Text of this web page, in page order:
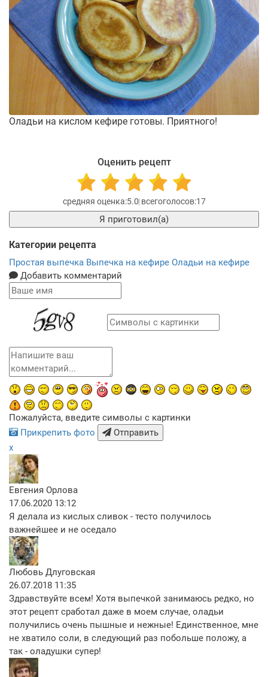
Оладьи на кислом кефире готовы. Приятного!
Оценить рецепт
5.0 17
Я приготовил(а)
Категории рецепта
Простая выпечка Выпечка на кефире Оладьи на кефире
Добавить комментарий
Пожалуйста, введите символы с картинки
Прикрепить фото
Отправить
x
Евгения Орлова
17.06.2020 13:12
Я делала из кислых сливок - тесто получилось
важнейшее и не оседало
Любовь Длуговская
26.07.2018 11:35
Здравствуйте всем! Хотя выпечкой занимаюсь редко, но
этот рецепт сработал даже в моем случае, оладьи
получились очень пышные и нежные! Единственное, мне
не хватило соли, в следующий раз побольше положу, а
так - оладушки супер!